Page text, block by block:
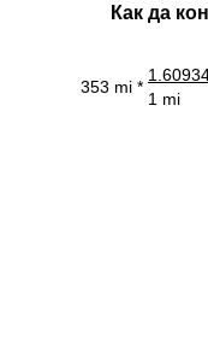
Как да
353 mi *
1 mi